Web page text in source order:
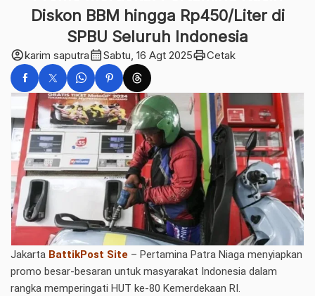
Diskon BBM hingga Rp450/Liter di
SPBU Seluruh Indonesia
account_circlekarim saputracalendar_monthSabtu, 16 Agt 2025printCetak
Jakarta BattikPost Site – Pertamina Patra Niaga menyiapkan
promo besar-besaran untuk masyarakat Indonesia dalam
rangka memperingati HUT ke-80 Kemerdekaan RI.